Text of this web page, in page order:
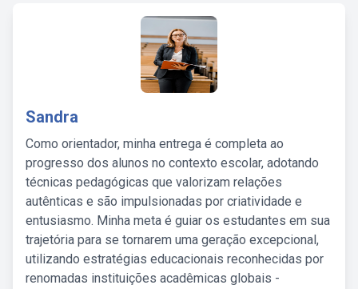
Sandra
Como orientador, minha entrega é completa ao
progresso dos alunos no contexto escolar, adotando
técnicas pedagógicas que valorizam relações
autênticas e são impulsionadas por criatividade e
entusiasmo. Minha meta é guiar os estudantes em sua
trajetória para se tornarem uma geração excepcional,
utilizando estratégias educacionais reconhecidas por
renomadas instituições acadêmicas globais -